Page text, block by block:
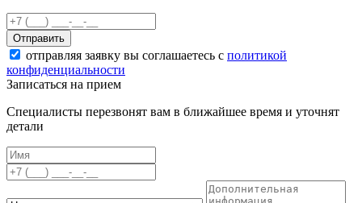
Отправить
отправляя заявку вы соглашаетесь с политикой
конфиденциальности
Записаться на прием
Специалисты перезвонят вам в ближайшее время и уточнят
детали